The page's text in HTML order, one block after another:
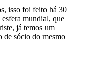
isso foi feito há 30
mundial, que
já temos um
de sócio do mesmo